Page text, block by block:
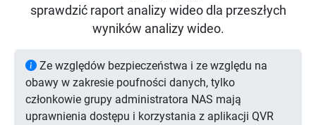
sprawdzić raport analizy wideo dla przeszłych
wyników analizy wideo.
Ze względów bezpieczeństwa i ze względu na
obawy w zakresie poufności danych, tylko
członkowie grupy administratora NAS mają
uprawnienia dostępu i korzystania z aplikacji QVR